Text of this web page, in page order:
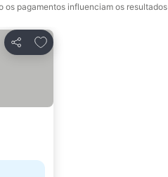
os pagamentos influenciam os resultados
Partilhar
Adicionar aos favoritos